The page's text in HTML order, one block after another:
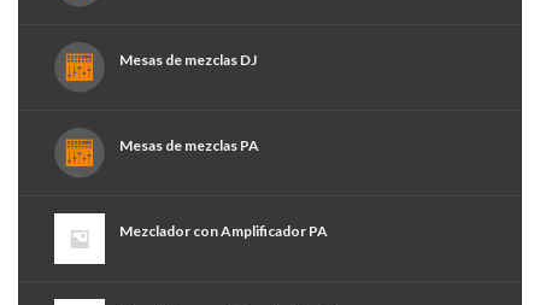
Mesas de mezclas DJ
Mesas de mezclas PA
Mezclador con Amplificador PA